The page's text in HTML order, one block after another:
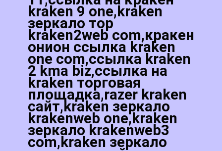
kraken 9 one,kraken
зеркало тор
kraken2web com,кракен
онион ссылка kraken
one com,ссылка kraken
2 kma biz,ссылка на
kraken торговая
площадка,razer kraken
сайт,kraken зеркало
krakenweb one,kraken
зеркало krakenweb3
com,kraken зеркало